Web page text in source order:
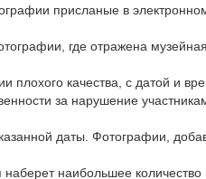
присланые в
где отражена
плохого качества, с датой и
за нарушение
даты. Фотографии,
наибольшее количество